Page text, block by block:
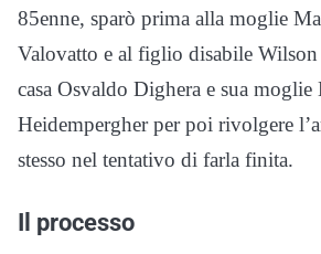
85enne, sparò prima alla moglie
Valovatto e al figlio disabile
casa Osvaldo Dighera e sua
Heidempergher per poi rivolgere
stesso nel tentativo di farla finita.
Il processo